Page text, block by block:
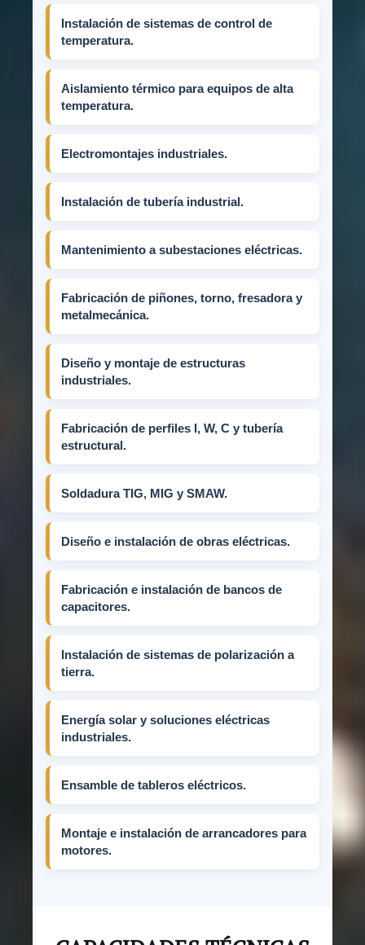
Instalación de sistemas de control de
temperatura.
Aislamiento térmico para equipos de alta
temperatura.
Electromontajes industriales.
Instalación de tubería industrial.
Mantenimiento a subestaciones eléctricas.
Fabricación de piñones, torno, fresadora y
metalmecánica.
Diseño y montaje de estructuras
industriales.
Fabricación de perfiles I, W, C y tubería
estructural.
Soldadura TIG, MIG y SMAW.
Diseño e instalación de obras eléctricas.
Fabricación e instalación de bancos de
capacitores.
Instalación de sistemas de polarización a
tierra.
Energía solar y soluciones eléctricas
industriales.
Ensamble de tableros eléctricos.
Montaje e instalación de arrancadores para
motores.